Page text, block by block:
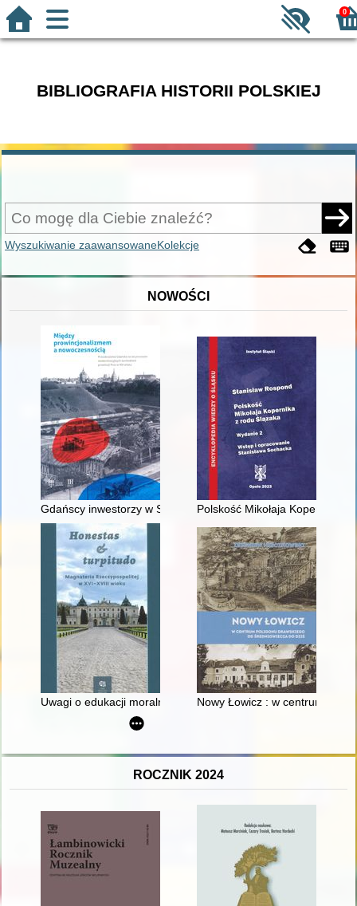
0
BIBLIOGRAFIA HISTORII POLSKIEJ
Wyszukiwanie zaawansowaneKolekcje
NOWOŚCI
Gdańscy inwestorzy w Sopocie : prestiż finansowy i
Polskość Mikołaja Kopernika z
Uwagi o edukacji moralnej synów szlacheckich w XVI-
Nowy Łowicz : w centrum
ROCZNIK 2024